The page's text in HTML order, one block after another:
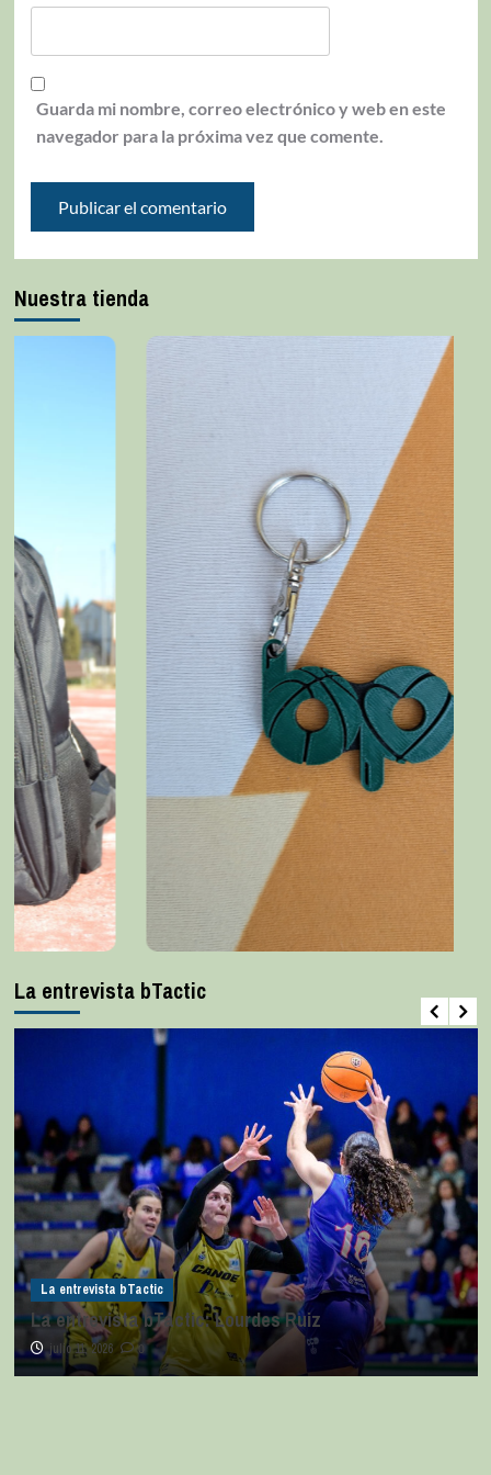
Guarda mi nombre, correo electrónico y web en este
navegador para la próxima vez que comente.
Nuestra tienda
La entrevista bTactic
La entrevista bTactic
La entrevista bTactic: Lourdes Ruiz
julio 11, 2026 0